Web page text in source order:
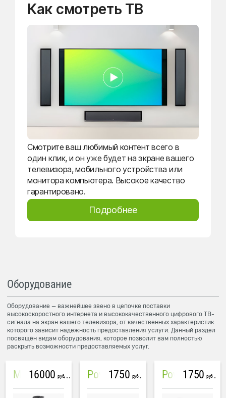
Как смотреть ТВ
Смотрите ваш любимый контент всего в
один клик, и он уже будет на экране вашего
телевизора, мобильного устройства или
монитора компьютера. Высокое качество
гарантировано.
Подробнее
Оборудование
Оборудование — важнейшее звено в цепочке поставки
высокоскоростного интернета и высококачественного цифрового ТВ-
сигнала на экран вашего телевизора, от качественных характеристик
которого зависит надежность предоставления услуги. Данный раздел
посвящён видам оборудования, которое позволит вам полностью
раскрыть возможности предоставляемых услуг.
Mesh система TP-Link Deco M4 (3 устройства)
16000 руб PowerLine Tenda PH6
1750 руб PowerLine TP-Link AV600
1750 руб